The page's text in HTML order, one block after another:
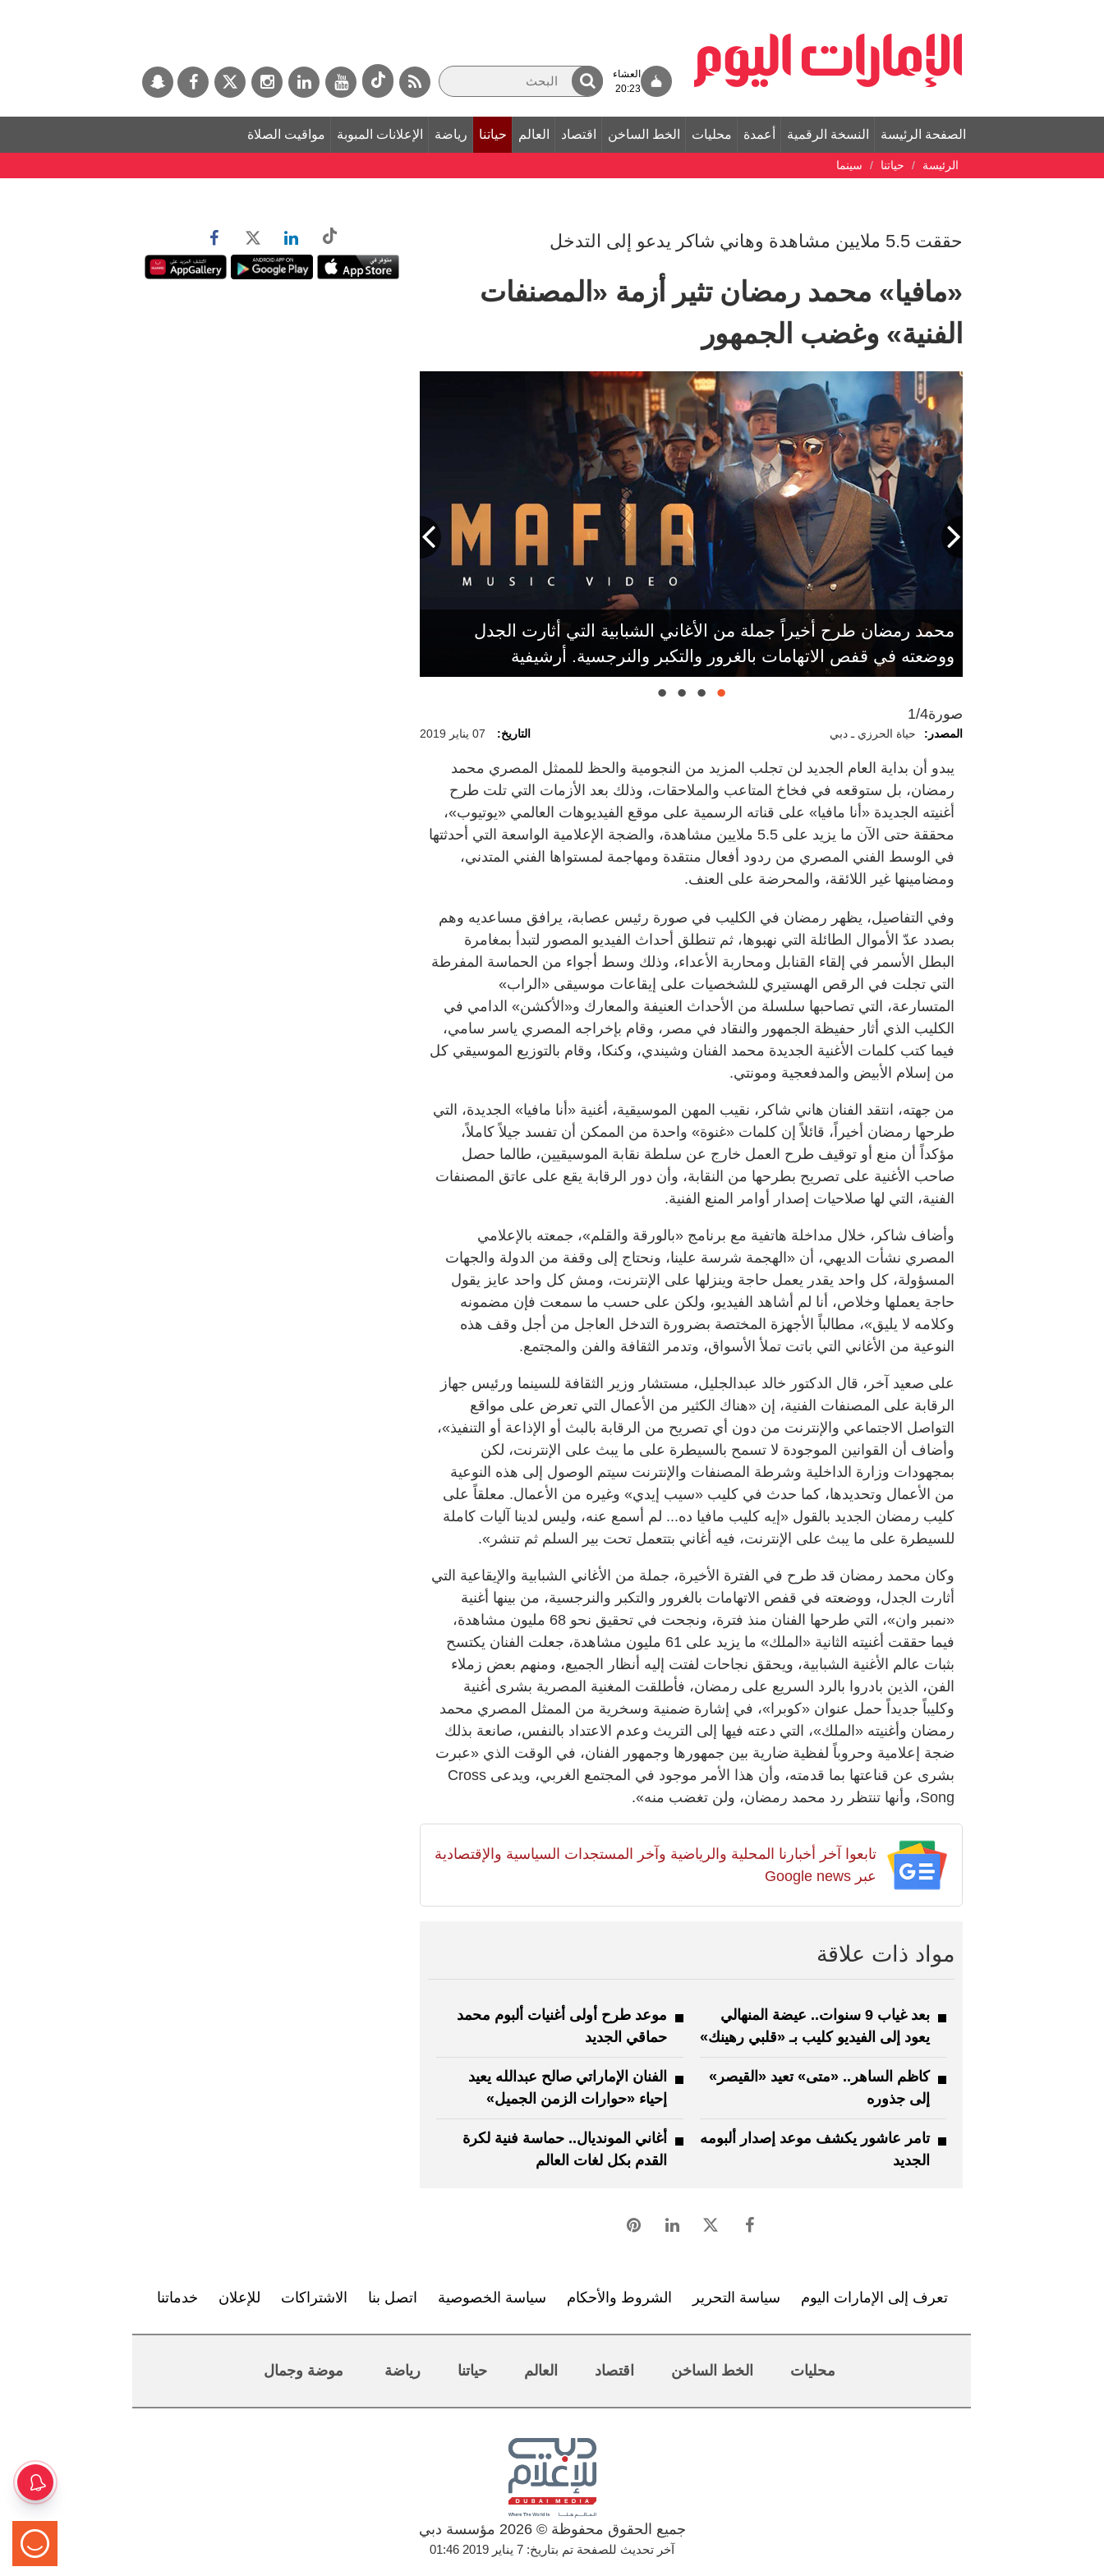
العشاء
20:23
الصفحة الرئيسة النسخة الرقمية أعمدة محليات الخط الساخن اقتصاد العالم حياتنا رياضة الإعلانات المبوبة مواقيت الصلاة
الرئيسة حياتنا سينما
حققت 5.5 ملايين مشاهدة وهاني شاكر يدعو إلى التدخل
«مافيا» محمد رمضان تثير أزمة «المصنفات
الفنية» وغضب الجمهور
محمد رمضان طرح أخيراً جملة من الأغاني الشبابية التي أثارت الجدل
ووضعته في قفص الاتهامات بالغرور والتكبر والنرجسية. أرشيفية
هاني شاكر: «(غنوة) واحدة من الممكن أن تفسد جيلاً كاملاً».
صورة1/4
المصدر: حياة الحرزي ـ دبي التاريخ: 07 يناير 2019
يبدو أن بداية العام الجديد لن تجلب المزيد من النجومية والحظ للممثل المصري محمد
رمضان، بل ستوقعه في فخاخ المتاعب والملاحقات، وذلك بعد الأزمات التي تلت طرح
أغنيته الجديدة «أنا مافيا» على قناته الرسمية على موقع الفيديوهات العالمي «يوتيوب»،
محققة حتى الآن ما يزيد على 5.5 ملايين مشاهدة، والضجة الإعلامية الواسعة التي أحدثتها
في الوسط الفني المصري من ردود أفعال منتقدة ومهاجمة لمستواها الفني المتدني،
ومضامينها غير اللائقة، والمحرضة على العنف.
وفي التفاصيل، يظهر رمضان في الكليب في صورة رئيس عصابة، يرافق مساعديه وهم
بصدد عدّ الأموال الطائلة التي نهبوها، ثم تنطلق أحداث الفيديو المصور لتبدأ بمغامرة
البطل الأسمر في إلقاء القنابل ومحاربة الأعداء، وذلك وسط أجواء من الحماسة المفرطة
التي تجلت في الرقص الهستيري للشخصيات على إيقاعات موسيقى «الراب»
المتسارعة، التي تصاحبها سلسلة من الأحداث العنيفة والمعارك و«الأكشن» الدامي في
الكليب الذي أثار حفيظة الجمهور والنقاد في مصر، وقام بإخراجه المصري ياسر سامي،
فيما كتب كلمات الأغنية الجديدة محمد الفنان وشيندي، وكنكا، وقام بالتوزيع الموسيقي كل
من إسلام الأبيض والمدفعجية ومونتي.
من جهته، انتقد الفنان هاني شاكر، نقيب المهن الموسيقية، أغنية «أنا مافيا» الجديدة، التي
طرحها رمضان أخيراً، قائلاً إن كلمات «غنوة» واحدة من الممكن أن تفسد جيلاً كاملاً،
مؤكداً أن منع أو توقيف طرح العمل خارج عن سلطة نقابة الموسيقيين، طالما حصل
صاحب الأغنية على تصريح بطرحها من النقابة، وأن دور الرقابة يقع على عاتق المصنفات
الفنية، التي لها صلاحيات إصدار أوامر المنع الفنية.
وأضاف شاكر، خلال مداخلة هاتفية مع برنامج «بالورقة والقلم»، جمعته بالإعلامي
المصري نشأت الديهي، أن «الهجمة شرسة علينا، ونحتاج إلى وقفة من الدولة والجهات
المسؤولة، كل واحد يقدر يعمل حاجة وينزلها على الإنترنت، ومش كل واحد عايز يقول
حاجة يعملها وخلاص، أنا لم أشاهد الفيديو، ولكن على حسب ما سمعت فإن مضمونه
وكلامه لا يليق»، مطالباً الأجهزة المختصة بضرورة التدخل العاجل من أجل وقف هذه
النوعية من الأغاني التي باتت تملأ الأسواق، وتدمر الثقافة والفن والمجتمع.
على صعيد آخر، قال الدكتور خالد عبدالجليل، مستشار وزير الثقافة للسينما ورئيس جهاز
الرقابة على المصنفات الفنية، إن «هناك الكثير من الأعمال التي تعرض على مواقع
التواصل الاجتماعي والإنترنت من دون أي تصريح من الرقابة بالبث أو الإذاعة أو التنفيذ»،
وأضاف أن القوانين الموجودة لا تسمح بالسيطرة على ما يبث على الإنترنت، لكن
بمجهودات وزارة الداخلية وشرطة المصنفات والإنترنت سيتم الوصول إلى هذه النوعية
من الأعمال وتحديدها، كما حدث في كليب «سيب إيدي» وغيره من الأعمال. معلقاً على
كليب رمضان الجديد بالقول «إيه كليب مافيا ده... لم أسمع عنه، وليس لدينا آليات كاملة
للسيطرة على ما يبث على الإنترنت، فيه أغاني بتتعمل تحت بير السلم ثم تنشر».
وكان محمد رمضان قد طرح في الفترة الأخيرة، جملة من الأغاني الشبابية والإيقاعية التي
أثارت الجدل، ووضعته في قفص الاتهامات بالغرور والتكبر والنرجسية، من بينها أغنية
«نمبر وان»، التي طرحها الفنان منذ فترة، ونجحت في تحقيق نحو 68 مليون مشاهدة،
فيما حققت أغنيته الثانية «الملك» ما يزيد على 61 مليون مشاهدة، جعلت الفنان يكتسح
بثبات عالم الأغنية الشبابية، ويحقق نجاحات لفتت إليه أنظار الجميع، ومنهم بعض زملاء
الفن، الذين بادروا بالرد السريع على رمضان، فأطلقت المغنية المصرية بشرى أغنية
وكليباً جديداً حمل عنوان «كوبرا»، في إشارة ضمنية وسخرية من الممثل المصري محمد
رمضان وأغنيته «الملك»، التي دعته فيها إلى التريث وعدم الاعتداد بالنفس، صانعة بذلك
ضجة إعلامية وحروباً لفظية ضارية بين جمهورها وجمهور الفنان، في الوقت الذي «عبرت
بشرى عن قناعتها بما قدمته، وأن هذا الأمر موجود في المجتمع الغربي، ويدعى Cross
Song، وأنها تنتظر رد محمد رمضان، ولن تغضب منه».
تابعوا آخر أخبارنا المحلية والرياضية وآخر المستجدات السياسية والإقتصادية
عبر Google news
مواد ذات علاقة
بعد غياب 9 سنوات.. عيضة المنهالي
يعود إلى الفيديو كليب بـ «قلبي رهينك»
موعد طرح أولى أغنيات ألبوم محمد
حماقي الجديد
كاظم الساهر.. «متى» تعيد «القيصر»
إلى جذوره
الفنان الإماراتي صالح عبدالله يعيد
إحياء «حوارات الزمن الجميل»
تامر عاشور يكشف موعد إصدار ألبومه
الجديد
أغاني المونديال.. حماسة فنية لكرة
القدم بكل لغات العالم
تعرف إلى الإمارات اليوم سياسة التحرير الشروط والأحكام سياسة الخصوصية اتصل بنا الاشتراكات للإعلان خدماتنا
محليات الخط الساخن اقتصاد العالم حياتنا رياضة موضة وجمال
جميع الحقوق محفوظة © 2026 مؤسسة دبي
آخر تحديث للصفحة تم بتاريخ: 7 يناير 2019 01:46